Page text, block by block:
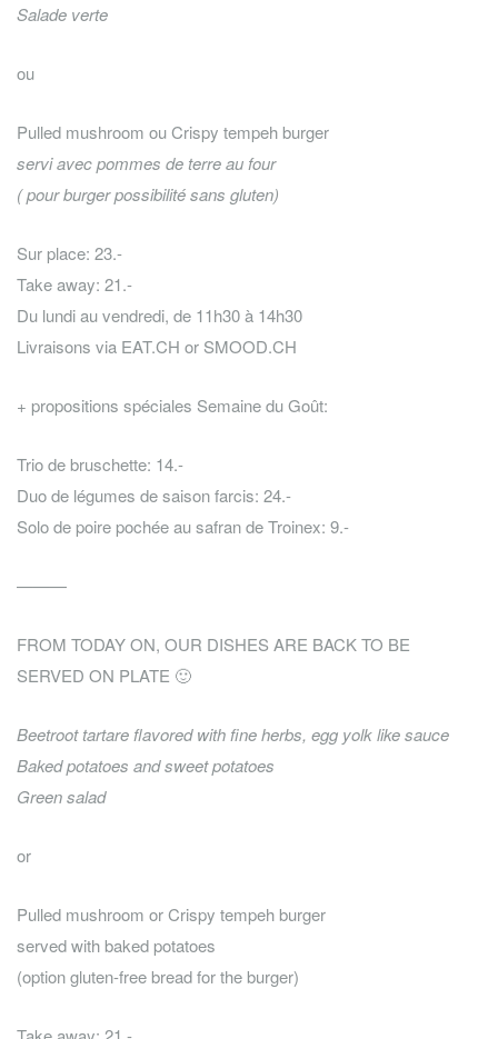
Salade verte
ou
Pulled mushroom ou Crispy tempeh burger
servi avec pommes de terre au four
( pour burger possibilité sans gluten)
Sur place: 23.-
Take away: 21.-
Du lundi au vendredi, de 11h30 à 14h30
Livraisons via EAT.CH or SMOOD.CH
+ propositions spéciales Semaine du Goût:
Trio de bruschette: 14.-
Duo de légumes de saison farcis: 24.-
Solo de poire pochée au safran de Troinex: 9.-
———
FROM TODAY ON, OUR DISHES ARE BACK TO BE
SERVED ON PLATE 🙂
Beetroot tartare flavored with fine herbs, egg yolk like sauce
Baked potatoes and sweet potatoes
Green salad
or
Pulled mushroom or Crispy tempeh burger
served with baked potatoes
(option gluten-free bread for the burger)